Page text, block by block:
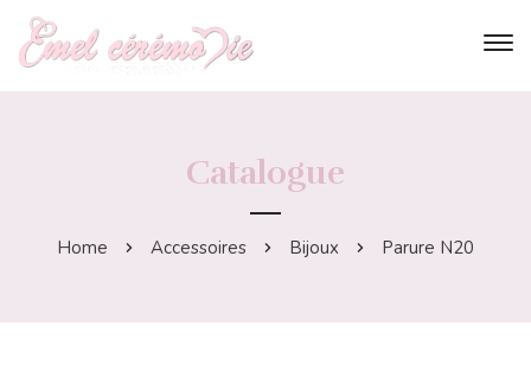
Catalogue
Home Accessoires Bijoux Parure N20